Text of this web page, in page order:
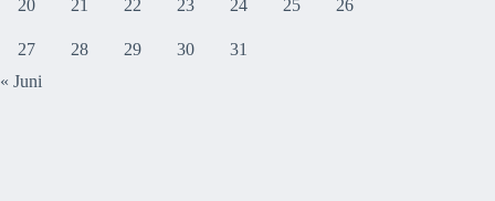
20 21 22 23 24 25 26
27 28 29 30
31
« Juni